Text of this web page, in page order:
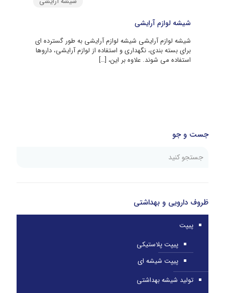
شیشه لوازم آرایشی
شیشه لوازم آرایشی شیشه لوازم آرایشی به طور گسترده ای
برای بسته بندی، نگهداری و استفاده از لوازم آرایشی، داروها
استفاده می شوند. علاوه بر این، […]
جست و جو
ظروف دارویی و بهداشتی
پیپت
پیپت پلاستیکی
پیپت شیشه ای
تولید شیشه بهداشتی